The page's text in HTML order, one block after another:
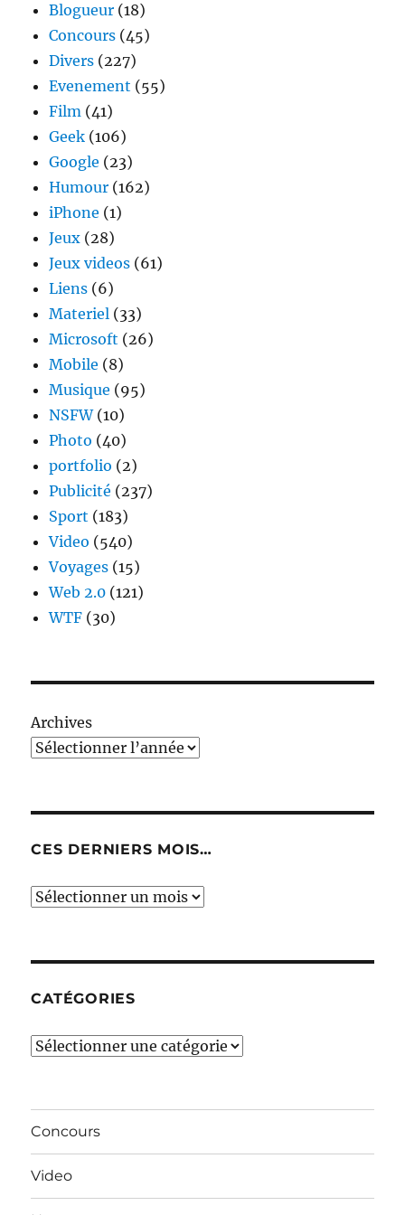
Blogueur (18)
Concours (45)
Divers (227)
Evenement (55)
Film (41)
Geek (106)
Google (23)
Humour (162)
iPhone (1)
Jeux (28)
Jeux videos (61)
Liens (6)
Materiel (33)
Microsoft (26)
Mobile (8)
Musique (95)
NSFW(10)
Photo (40)
portfolio (2)
Publicité (237)
Sport (183)
Video (540)
Voyages (15)
Web 2.0 (121)
WTF (30)
Archives
CES DERNIERS MOIS…
Ces
CATÉGORIES
Catégories
Concours
Video